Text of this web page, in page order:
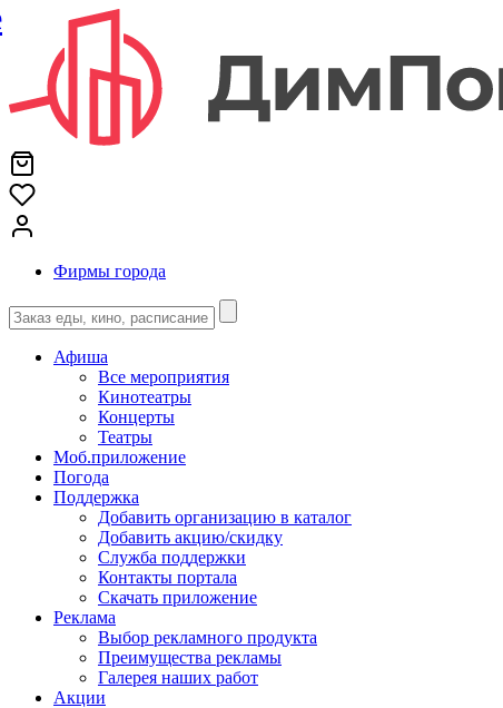
Фирмы города
Афиша
Все мероприятия
Кинотеатры
Концерты
Театры
Моб.приложение
Погода
Поддержка
Добавить организацию в каталог
Добавить акцию/скидку
Служба поддержки
Контакты портала
Скачать приложение
Реклама
Выбор рекламного продукта
Преимущества рекламы
Галерея наших работ
Акции